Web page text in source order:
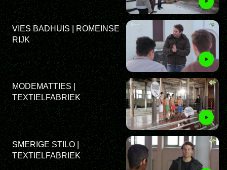
VIES BADHUIS | ROMEINSE
RIJK
MODEMATTIES |
TEXTIELFABRIEK
SMERIGE STILO |
TEXTIELFABRIEK